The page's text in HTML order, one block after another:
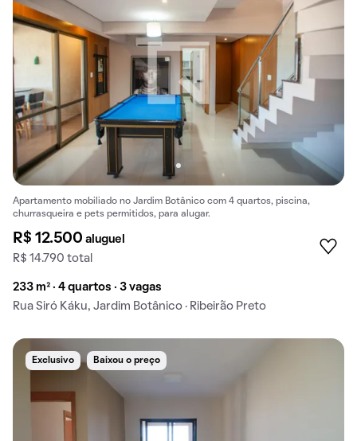
Apartamento mobiliado no Jardim Botânico com 4 quartos, piscina,
churrasqueira e pets permitidos, para alugar.
R$ 12.500aluguel
R$ 14.790 total
233 m² · 4 quartos · 3 vagas
Rua Siró Káku, Jardim Botânico · Ribeirão Preto
Exclusivo Baixou o preço